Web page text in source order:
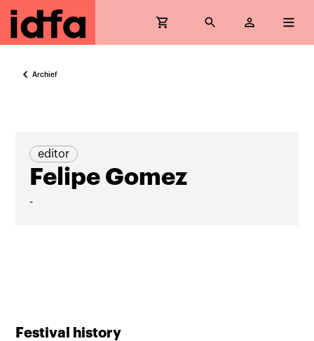
Archief
editor
Felipe Gomez
-
Festival history